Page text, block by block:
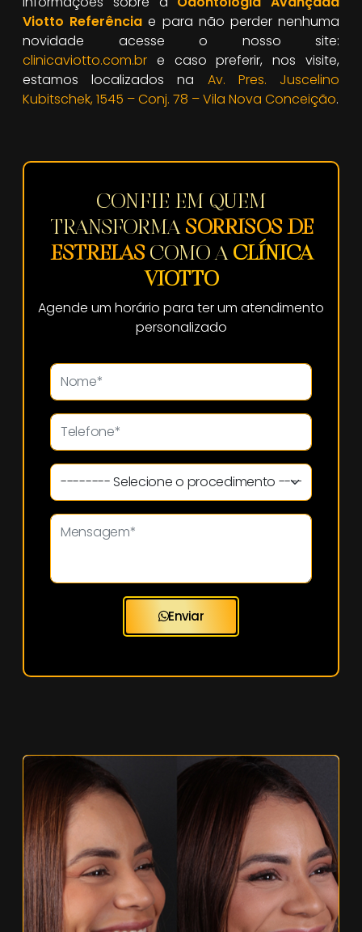
Viotto Referência e para não perder nenhuma
novidade acesse o nosso site:
clinicaviotto.com.br e caso preferir, nos visite,
estamos localizados na Av. Pres. Juscelino
Kubitschek, 1545 – Conj. 78 – Vila Nova Conceição.
CONFIE EM QUEM
TRANSFORMASORRISOS DE
ESTRELASCOMO ACLÍNICA
VIOTTO
Agende um horário para ter um atendimento
personalizado
Enviar
Dentista de Celebridades Viotto Avançado
Odontologia Estética Viotto Premium